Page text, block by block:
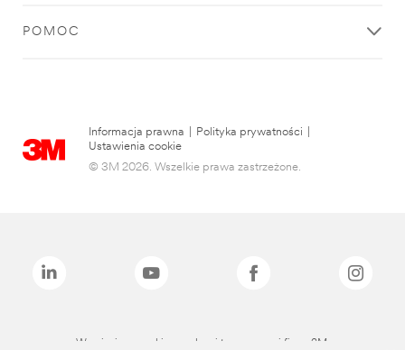
POMOC
Informacja prawna Polityka prywatności
Ustawienia cookie
© 3M 2026. Wszelkie prawa zastrzeżone.
Wymienione marki są znakami towarowymi firmy 3M.